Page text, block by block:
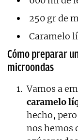
250 gr de
Caramelo
Cómo preparar
microondas
Vamos a
caramelo
hecho,
nos hemos